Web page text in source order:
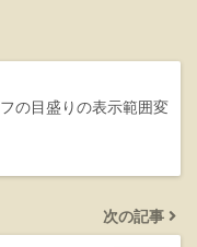
の目盛りの表示範囲変
次の記事